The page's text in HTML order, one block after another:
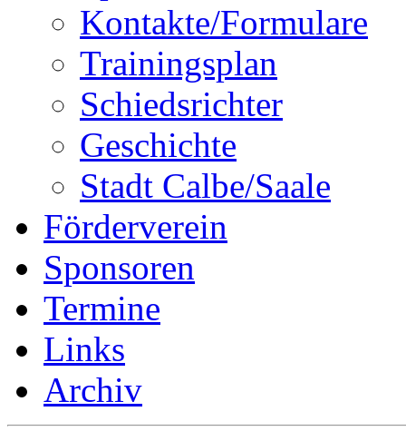
Kontakte/Formulare
Trainingsplan
Schiedsrichter
Geschichte
Stadt Calbe/Saale
Förderverein
Sponsoren
Termine
Links
Archiv